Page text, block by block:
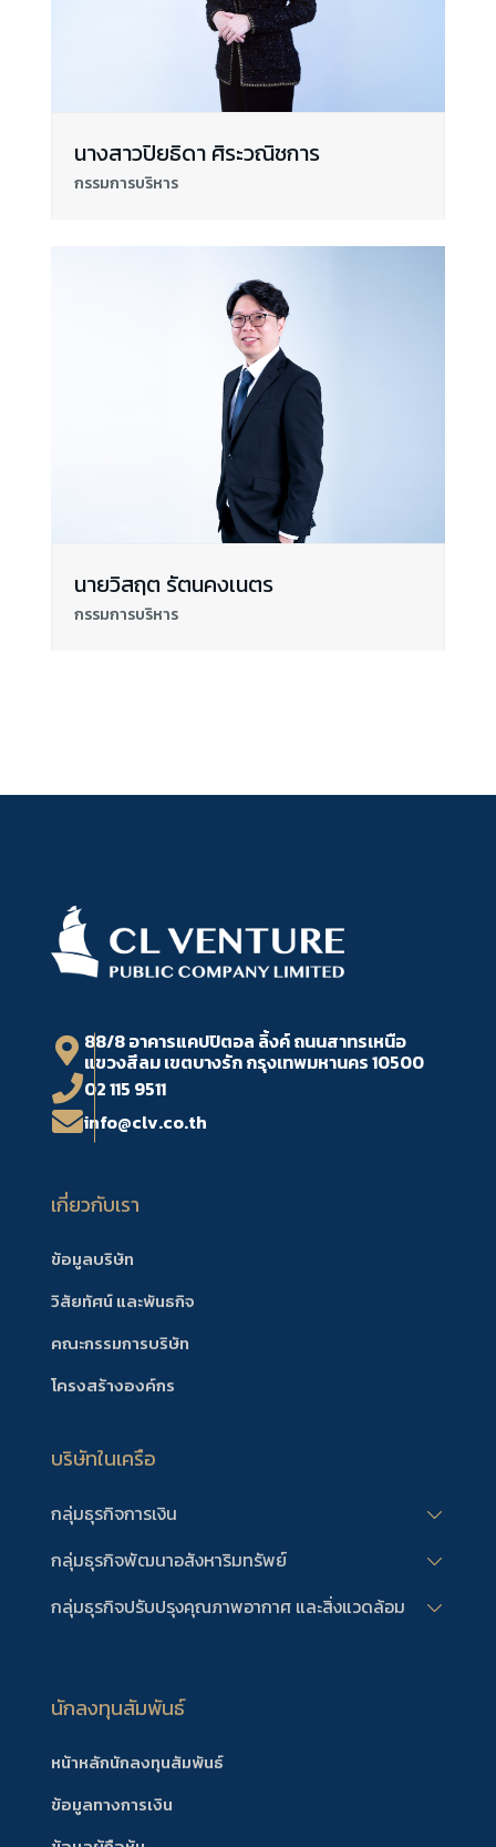
นางสาวปิยธิดา ศิระวณิชการ
กรรมการบริหาร
นายวิสฤต รัตนคงเนตร
กรรมการบริหาร
88/8 อาคารแคปปิตอล ลิ้งค์ ถนนสาทรเหนือ
แขวงสีลม เขตบางรัก กรุงเทพมหานคร 10500
02 115 9511
info@clv.co.th
เกี่ยวกับเรา
ข้อมูลบริษัท
วิสัยทัศน์ และพันธกิจ
คณะกรรมการบริษัท
โครงสร้างองค์กร
บริษัทในเครือ
กลุ่มธุรกิจการเงิน
กลุ่มธุรกิจพัฒนาอสังหาริมทรัพย์
กลุ่มธุรกิจปรับปรุงคุณภาพอากาศ และสิ่งแวดล้อม
นักลงทุนสัมพันธ์
หน้าหลักนักลงทุนสัมพันธ์
ข้อมูลทางการเงิน